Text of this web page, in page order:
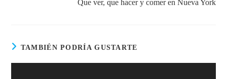
Que ver, que hacer y comer en Nueva York
TAMBIÉN PODRÍA GUSTARTE